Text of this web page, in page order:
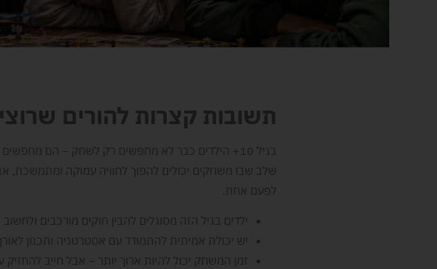
תשובות קצרות להורים
בגיל 10+ הילדים כבר לא מחפשים רק לשחק – הם
שלב שבו משחקים יכולים להפוך לחוויה עמוקה
לפעם אחת.
ילדים בגיל הזה מסוגלים להבין חוקים מורכבים
יש יכולת אמיתית להתמודד עם אסטרטגיה ותכנון
זמן המשחק יכול להיות ארוך יותר – אבל חייב להחזיק